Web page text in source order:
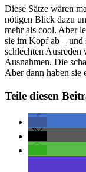
Diese Sätze wären
nötigen Blick dazu
mehr als cool. Aber
sie im Kopf ab – und
schlechten Ausreden
Ausnahmen. Die
Aber dann haben sie
Teile diesen